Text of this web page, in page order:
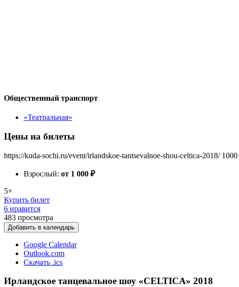
Общественный транспорт
«Театральная»
Цены на билеты
https://kuda-sochi.ru/event/irlandskoe-tantsevalnoe-shou-celtica-2018/ 1000
Взрослый: от 1 000 ₽
5+
Купить билет
6 нравится
483 просмотра
Добавить в календарь
Google Calendar
Outlook.com
Скачать .ics
Ирландское танцевальное шоу «CELTICA» 2018